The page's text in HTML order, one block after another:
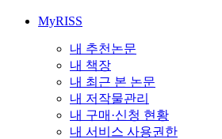
MyRISS
내 추천논문
내 책장
내 최근 본 논문
내 저작물관리
내 구매·신청 현황
내 서비스 사용권한